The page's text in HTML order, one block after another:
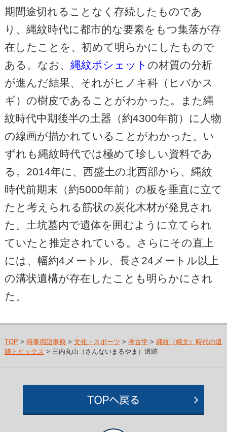
期間途切れることなく存続したものであ
り、縄紋時代に都市的な要素をもつ集落が存
在したことを、初めて明らかにしたもので
ある。なお、 縄紋ポシェット の材質の分析
が進んだ結果、それがヒノキ科（ヒバかス
ギ）の樹皮であることがわかった。また縄
紋時代中期後半の土器（約4300年前）に人物
の線画が描かれていることがわかった。い
ずれも縄紋時代では極めて珍しい資料であ
る。2014年に、西盛土の北西部から、縄紋
時代前期末（約5000年前）の板を垂直に立て
たと考えられる筋状の炭化木材が発見され
た。土坑墓内で遺体を囲むように立てられ
ていたと推定されている。さらにその直上
には、幅約4メートル、長さ24メートル以上
の溝状遺構が存在したことも明らかにされ
た。
TOP > 時事用語事典> 文化・スポーツ > 考古学> 縄紋（縄文）時代の遺
跡トピックス > 三内丸山（さんないまるやま）遺跡